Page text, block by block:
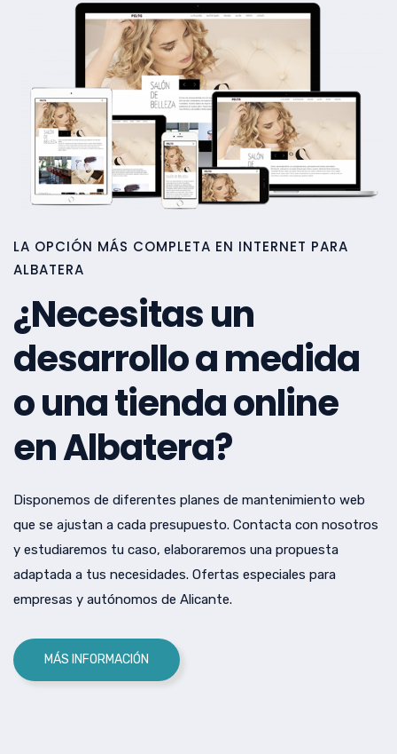
LA OPCIÓN MÁS COMPLETA EN INTERNET PARA
ALBATERA
¿Necesitas un
desarrollo a medida
o una tienda online
en Albatera?
Disponemos de diferentes planes de mantenimiento web
que se ajustan a cada presupuesto. Contacta con nosotros
y estudiaremos tu caso, elaboraremos una propuesta
adaptada a tus necesidades. Ofertas especiales para
empresas y autónomos de Alicante.
MÁS INFORMACIÓN